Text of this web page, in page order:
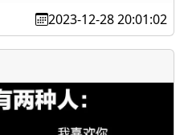
2023-12-28 20:01:02